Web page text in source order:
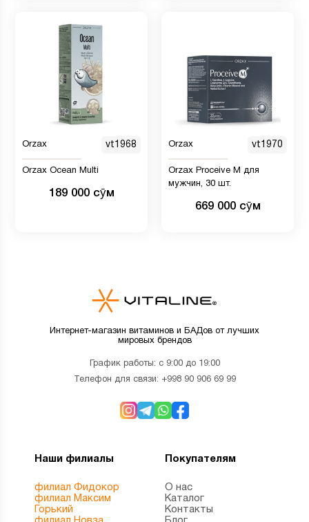
Orzax vt1968
Orzax Ocean Multi
189 000 сӯм
Orzax vt1970
Orzax Proceive M для
мужчин, 30 шт.
669 000 сӯм
Интернет-магазин витаминов и БАДов от лучших
мировых брендов
График работы: с 9:00 до 19:00
Телефон для связи: +998 90 906 69 99
Наши филиалы
филиал Фидокор
филиал Максим
Горький
Покупателям
О нас
Каталог
Контакты